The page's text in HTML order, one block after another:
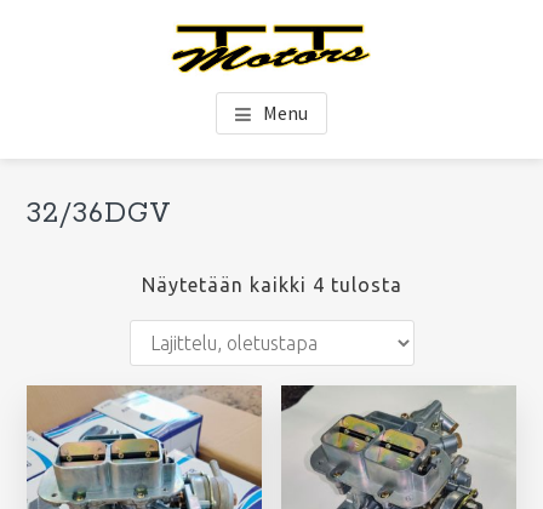
Menu
32/36DGV
Näytetään kaikki 4 tulosta
Ensisijainen